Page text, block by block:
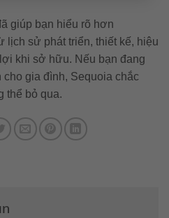
giúp bạn hiểu rõ hơn
lịch sử phát triển, thiết kế, hiệu
khi sở hữu. Nếu bạn đang
gia đình, Sequoia chắc
thể bỏ qua.